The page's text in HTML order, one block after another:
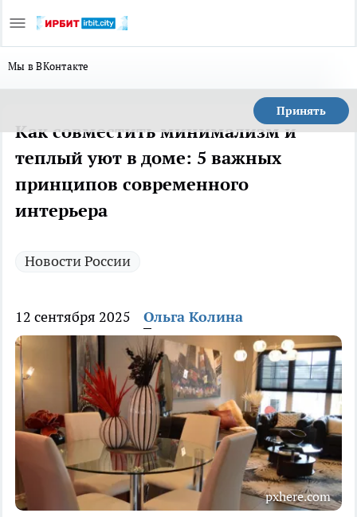
Мы в ВКонтакте
Принять
Как совместить минимализм и
теплый уют в доме: 5 важных
принципов современного
интерьера
Новости России
12 сентября 2025 Ольга Колина
pxhere.com